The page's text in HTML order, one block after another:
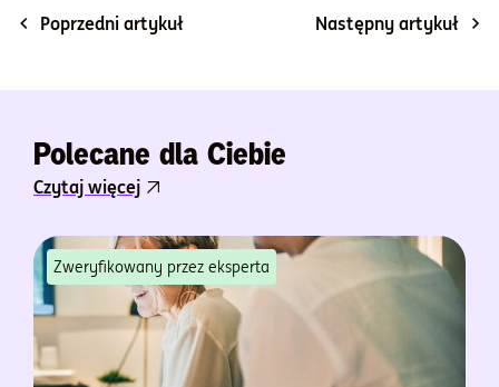
Poprzedni artykuł Następny artykuł
Polecane dla Ciebie
Czytaj więcej
Zweryfikowany przez eksperta